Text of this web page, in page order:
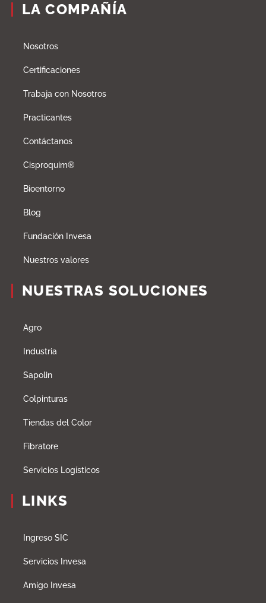
LA COMPAÑÍA
Nosotros
Certificaciones
Trabaja con Nosotros
Practicantes
Contáctanos
Cisproquim®
Bioentorno
Blog
Fundación Invesa
Nuestros valores
NUESTRAS SOLUCIONES
Agro
Industria
Sapolin
Colpinturas
Tiendas del Color
Fibratore
Servicios Logísticos
LINKS
Ingreso SIC
Servicios Invesa
Amigo Invesa